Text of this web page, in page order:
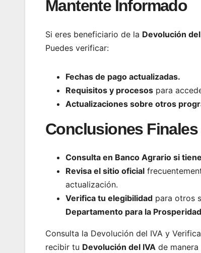
Mantente Informado
Si eres beneficiario de la Devolución del
Puedes verificar:
Fechas de pago actualizadas.
Requisitos y procesos para
Actualizaciones sobre otros
Conclusiones Finales
Consulta en Banco Agrario si
Revisa el sitio oficial
actualización.
Verifica tu elegibilidad para otros
Departamento para la
Consulta la Devolución del IVA y
recibir tu Devolución del IVA de